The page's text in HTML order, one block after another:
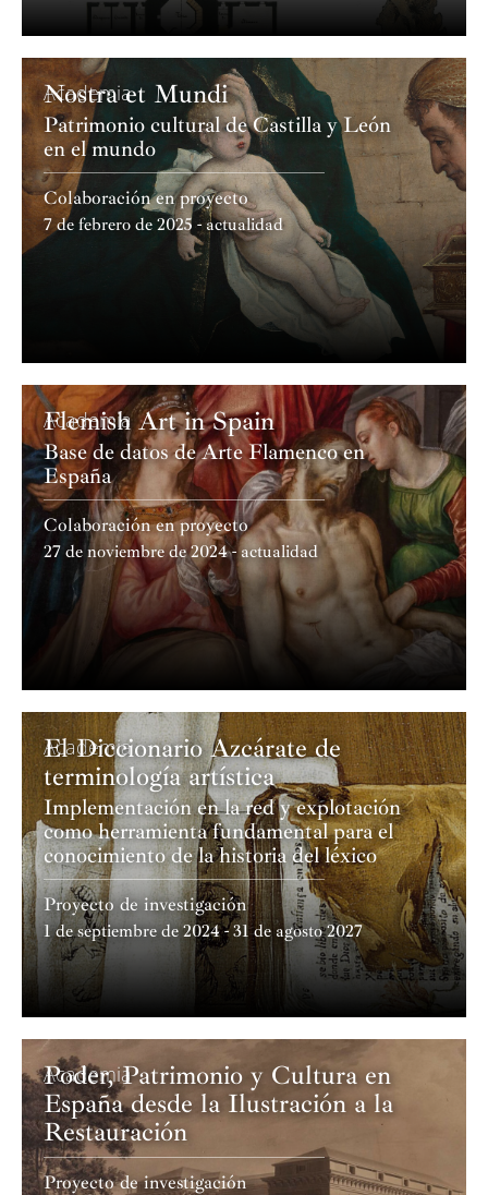
Academia
Nostra et Mundi
Patrimonio cultural de Castilla y León
en el mundo
Colaboración en proyecto
7 de febrero de 2025 - actualidad
Academia
Flemish Art in Spain
Base de datos de Arte Flamenco en
España
Colaboración en proyecto
27 de noviembre de 2024 - actualidad
Academia
El Diccionario Azcárate de
terminología artística
Implementación en la red y explotación
como herramienta fundamental para el
conocimiento de la historia del léxico
Proyecto de investigación
1 de septiembre de 2024 - 31 de agosto 2027
Academia
Poder, Patrimonio y Cultura en
España desde la Ilustración a la
Restauración
Proyecto de investigación